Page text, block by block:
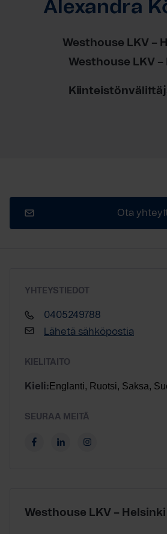
Alexandra
Westhouse LKV –
Westhouse LKV –
Ota
YHTEYSTIEDOT
0405249788
Lähetä sähköpostia
KIELITAITO
Kieli: Englanti, Ruotsi, Saksa,
SEURAA MEITÄ
Westhouse LKV – Helsinki